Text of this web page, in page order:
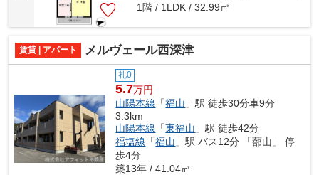
1階 / 1LDK / 32.99㎡
賃貸 | アパート メルヴェール西深津
礼0
5.7万円
山陽本線 「福山 」駅 徒歩30分車9分
3.3km
山陽本線 「東福山 」駅 徒歩42分
福塩線 「福山 」駅 バス12分 「蔀山」 停
歩4分
築13年 / 41.04㎡